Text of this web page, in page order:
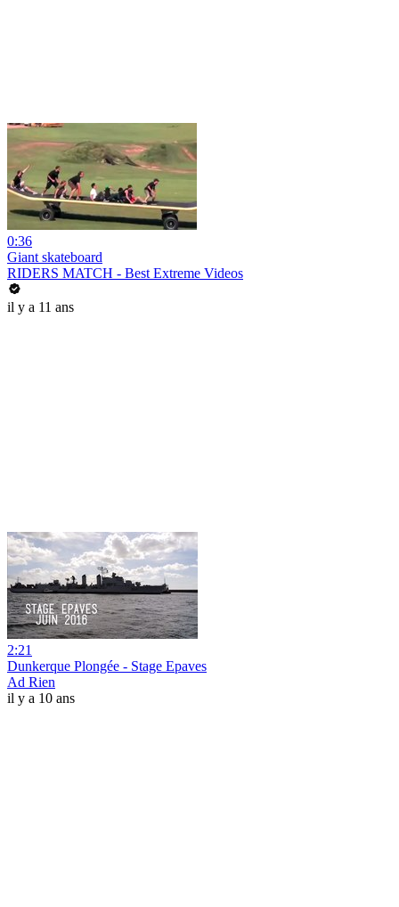
0:36
Giant skateboard
RIDERS MATCH - Best Extreme Videos
il y a 11 ans
2:21
Dunkerque Plongée - Stage Epaves
Ad Rien
il y a 10 ans